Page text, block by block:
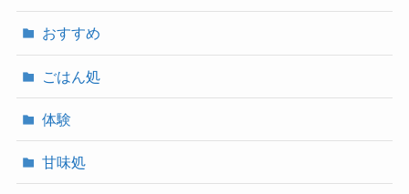
おすすめ
ごはん処
体験
甘味処